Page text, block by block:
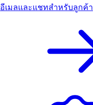
อีเมลและแชทสำหรับลูกค้า